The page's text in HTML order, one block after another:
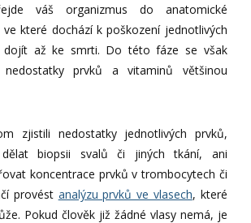
váš organizmus do anatomické
které dochází k poškození jednotlivých
až ke smrti. Do této fáze se však
prvků a vitaminů většinou
zjistili nedostatky jednotlivých prvků,
dělat biopsii svalů či jiných tkání, ani
koncentrace prvků v trombocytech či
provést analýzu prvků ve vlasech, které
Pokud člověk již žádné vlasy nemá, je